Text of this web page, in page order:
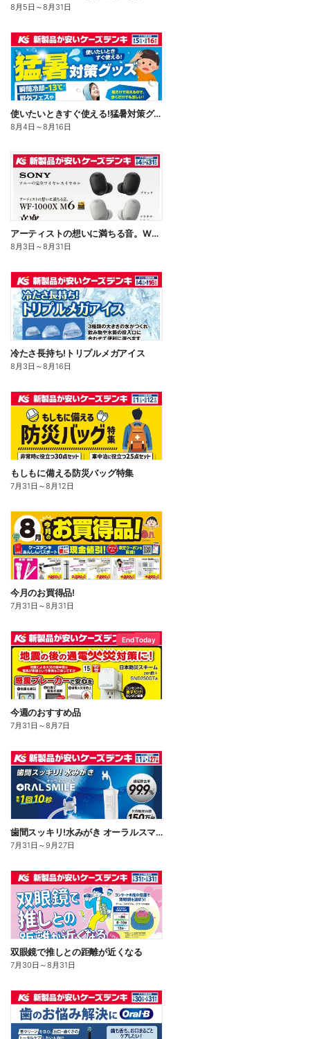
8月5日 ～8月31日
使いたいときすぐ使える!猛暑対策グッズ
8月4日 ～8月16日
アーティストの想いに満ちる音。WF-1000X M6
8月3日 ～8月31日
冷たさ長持ち!トリプルメガアイス
8月3日 ～8月16日
もしもに備える防災バッグ特集
7月31日 ～8月12日
今月のお買得品!
7月31日 ～8月31日
End Today
今週のおすすめ品
7月31日 ～8月7日
歯間スッキリ!水みがき オーラルスマイル
7月31日 ～9月27日
双眼鏡で推しとの距離が近くなる
7月30日 ～8月31日